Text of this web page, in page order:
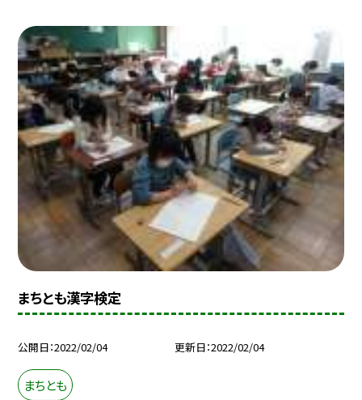
まちとも漢字検定
公開日 2022/02/04 更新日 2022/02/04
まちとも